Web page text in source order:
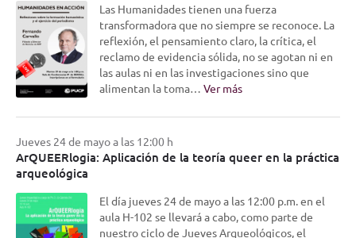
Las Humanidades tienen una fuerza
transformadora que no siempre se reconoce. La
reflexión, el pensamiento claro, la crítica, el
reclamo de evidencia sólida, no se agotan ni en
las aulas ni en las investigaciones sino que
alimentan la toma… Ver más
Jueves 24 de mayo a las 12:00 h
ArQUEERlogia: Aplicación de la teoría queer en la práctica
arqueológica
El día jueves 24 de mayo a las 12:00 p.m. en el
aula H-102 se llevará a cabo, como parte de
nuestro ciclo de Jueves Arqueológicos, el